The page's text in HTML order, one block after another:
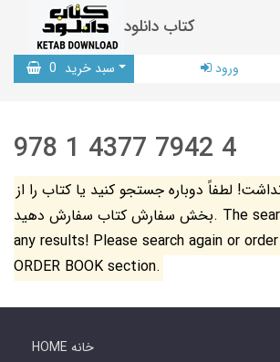
کتاب دانلود
سبد خرید 0 ورود
978 1 4377 7942 4
لطفاً دوباره جستجو کنید یا کتاب را از
بخش سفارش کتاب سفارش دهید. The search did not yield
any results! Please search again or
ORDER BOOK section.
HOME خانه